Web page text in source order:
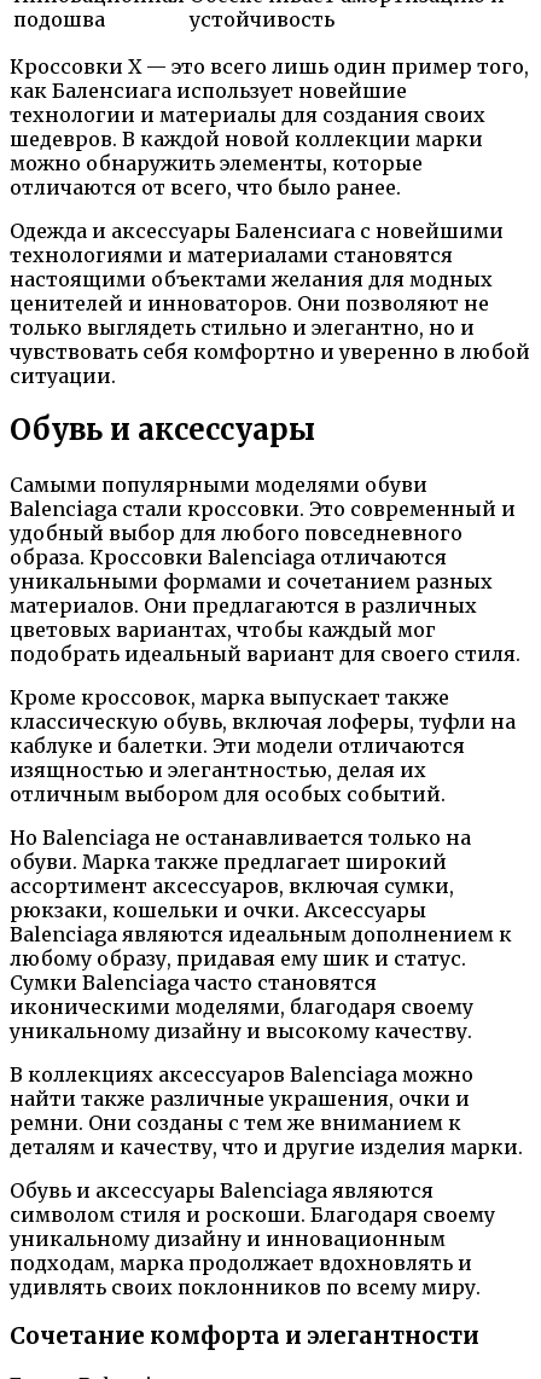
подошва
устойчивость
Кроссовки X — это всего лишь один пример того,
как Баленсиага использует новейшие
технологии и материалы для создания своих
шедевров. В каждой новой коллекции марки
можно обнаружить элементы, которые
отличаются от всего, что было ранее.
Одежда и аксессуары Баленсиага с новейшими
технологиями и материалами становятся
настоящими объектами желания для модных
ценителей и инноваторов. Они позволяют не
только выглядеть стильно и элегантно, но и
чувствовать себя комфортно и уверенно в любой
ситуации.
Обувь и аксессуары
Самыми популярными моделями обуви
Balenciaga стали кроссовки. Это современный и
удобный выбор для любого повседневного
образа. Кроссовки Balenciaga отличаются
уникальными формами и сочетанием разных
материалов. Они предлагаются в различных
цветовых вариантах, чтобы каждый мог
подобрать идеальный вариант для своего стиля.
Кроме кроссовок, марка выпускает также
классическую обувь, включая лоферы, туфли на
каблуке и балетки. Эти модели отличаются
изящностью и элегантностью, делая их
отличным выбором для особых событий.
Но Balenciaga не останавливается только на
обуви. Марка также предлагает широкий
ассортимент аксессуаров, включая сумки,
рюкзаки, кошельки и очки. Аксессуары
Balenciaga являются идеальным дополнением к
любому образу, придавая ему шик и статус.
Сумки Balenciaga часто становятся
иконическими моделями, благодаря своему
уникальному дизайну и высокому качеству.
В коллекциях аксессуаров Balenciaga можно
найти также различные украшения, очки и
ремни. Они созданы с тем же вниманием к
деталям и качеству, что и другие изделия марки.
Обувь и аксессуары Balenciaga являются
символом стиля и роскоши. Благодаря своему
уникальному дизайну и инновационным
подходам, марка продолжает вдохновлять и
удивлять своих поклонников по всему миру.
Сочетание комфорта и элегантности